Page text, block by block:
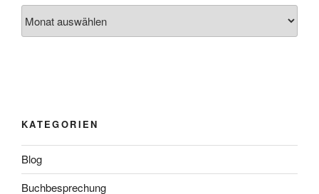
KATEGORIEN
Blog
Buchbesprechung